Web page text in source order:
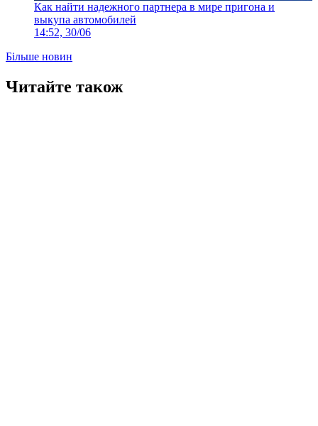
Как найти надежного партнера в мире пригона и
выкупа автомобилей
14:52, 30/06
Більше новин
Читайте також